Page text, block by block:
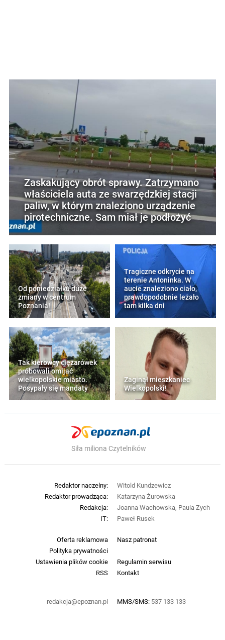
Zaskakujący obrót sprawy. Zatrzymano
właściciela auta ze swarzędzkiej stacji
paliw, w którym znaleziono urządzenie
pirotechniczne. Sam miał je podłożyć
Od poniedziałku duże
zmiany w centrum
Poznania!
Tragiczne odkrycie na
terenie Antoninka. W
aucie znaleziono ciało,
prawdopodobnie leżało
tam kilka dni
Tak kierowcy ciężarówek
próbowali omijać
wielkopolskie miasto.
Posypały się mandaty
Zaginął mieszkaniec
Wielkopolski!
Siła miliona Czytelników
Oferta reklamowa
Nasz patronat
Polityka prywatności
Ustawienia plików cookie
Regulamin serwisu
RSS
Kontakt
redakcja@epoznan.pl MMS/SMS: 537 133 133
Redaktor naczelny:
Witold Kundzewicz
Redaktor prowadząca:
Katarzyna Żurowska
Redakcja:
Joanna Wachowska, Paula Zych
IT:
Paweł Rusek